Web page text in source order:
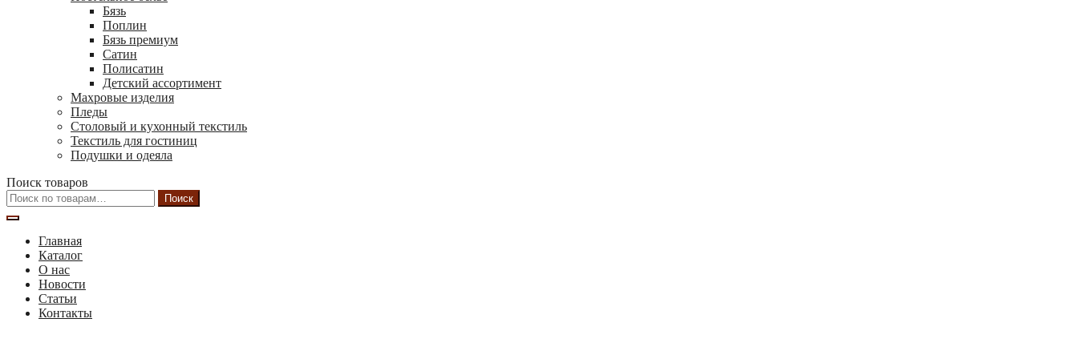
Бязь
Поплин
Бязь премиум
Сатин
Полисатин
Детский ассортимент
Махровые изделия
Пледы
Столовый и кухонный текстиль
Текстиль для гостиниц
Подушки и одеяла
Поиск товаров
Искать:
Поиск
Главная
Каталог
О нас
Новости
Статьи
Контакты